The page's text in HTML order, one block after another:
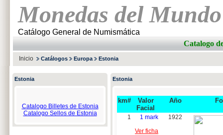
Monedas del Mundo
Catálogo General de Numismática
Catalogo
Inicio Catálogos Europa Estonia
Estonia
Catalogo Billetes de Estonia
Catalogo Sellos de Estonia
Estonia
km#
Valor
Facial
Año
1
1 mark
Ver ficha
1922